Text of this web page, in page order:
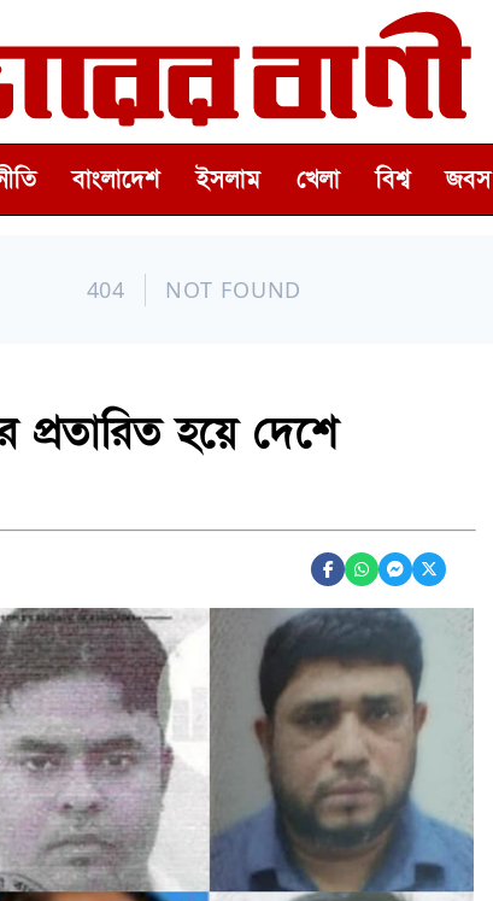
বাংলাদেশ ইসলাম খেলা বিশ্ব জবস
হয়ে দেশে